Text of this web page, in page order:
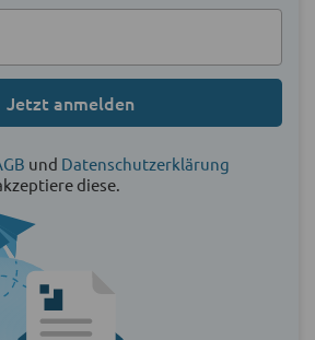
Jetzt anmelden
und Datenschutzerklärung
diese.